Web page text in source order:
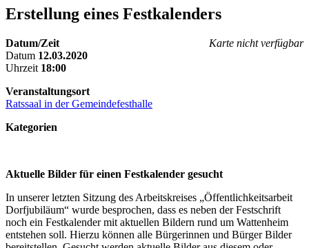
Erstellung eines Festkalenders
Karte nicht verfügbar
Datum/Zeit
Datum 12.03.2020
Uhrzeit 18:00
Veranstaltungsort
Ratssaal in der Gemeindefesthalle
Kategorien
Aktuelle Bilder für einen Festkalender gesucht
In unserer letzten Sitzung des Arbeitskreises „Öffentlichkeitsarbeit
Dorfjubiläum“ wurde besprochen, dass es neben der Festschrift
noch ein Festkalender mit aktuellen Bildern rund um Wattenheim
entstehen soll. Hierzu können alle Bürgerinnen und Bürger Bilder